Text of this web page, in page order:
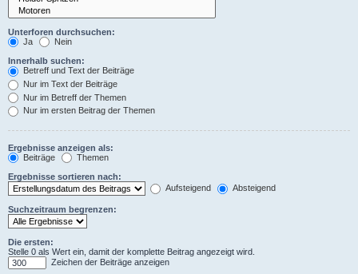
Unterforen durchsuchen:
Ja
Nein
Innerhalb suchen:
Betreff und Text der Beiträge
Nur im Text der Beiträge
Nur im Betreff der Themen
Nur im ersten Beitrag der Themen
Ergebnisse anzeigen als:
Beiträge
Themen
Ergebnisse sortieren nach:
Aufsteigend
Absteigend
Suchzeitraum begrenzen:
Die ersten:
Stelle 0 als Wert ein, damit der komplette Beitrag angezeigt wird.
Zeichen der Beiträge anzeigen